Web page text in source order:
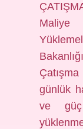
Maliye
günlük
ve güç